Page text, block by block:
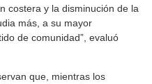
costera y la disminución de la
más, a su mayor
de comunidad”, evaluó
que, mientras los